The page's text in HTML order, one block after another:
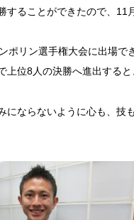
することができたので、11
ポリン選手権大会に出場で
上位8人の決勝へ進出する
にならないように心も、技